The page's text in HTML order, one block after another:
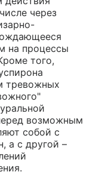
через
на процессы
того,
тревожных
возможным
собой с
а с другой –